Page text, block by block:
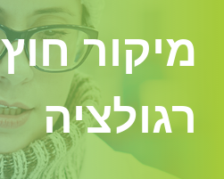
מיקור חוץ
רגולציה